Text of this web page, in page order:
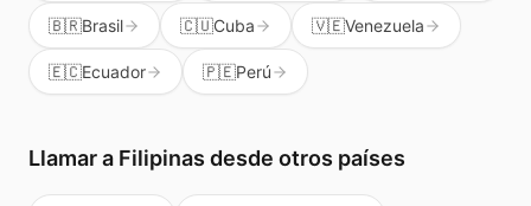
🇧🇷Brasil 🇨🇺Cuba 🇻🇪Venezuela
🇪🇨Ecuador 🇵🇪Perú
Llamar a Filipinas desde otros países